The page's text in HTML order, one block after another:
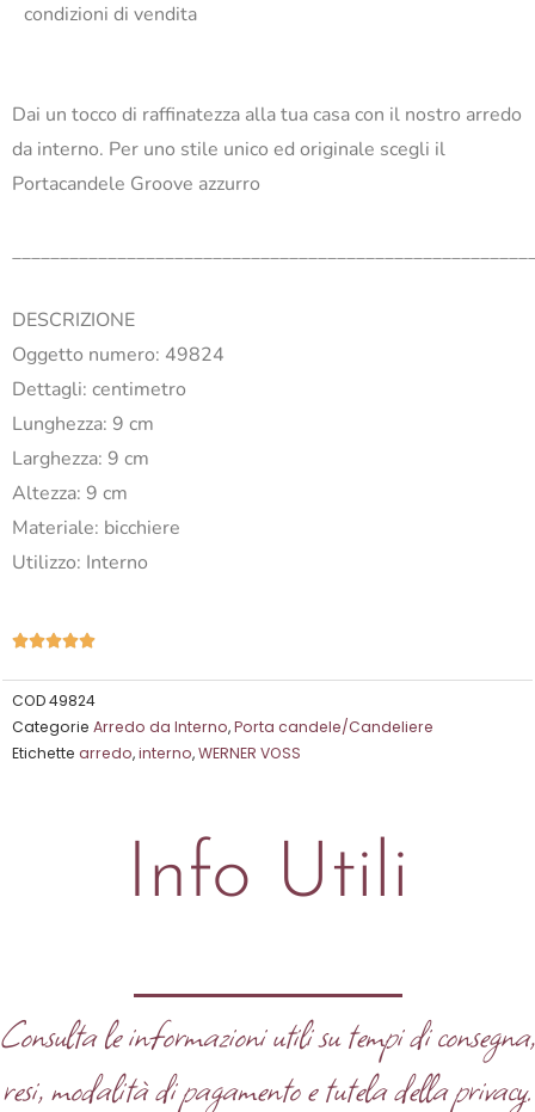
condizioni di vendita
Dai un tocco di raffinatezza alla tua casa con il nostro arredo
da interno. Per uno stile unico ed originale scegli il
Portacandele Groove azzurro
DESCRIZIONE
Oggetto numero: 49824
Dettagli: centimetro
Lunghezza: 9 cm
Larghezza: 9 cm
Altezza: 9 cm
Materiale: bicchiere
Utilizzo: Interno
Valutazione
su
5
COD49824
Categorie Arredo da Interno,Porta candele/Candeliere
Etichette arredo,interno,WERNER VOSS
Info Utili
Consulta le informazioni utili su tempi di consegna,
resi, modalità di pagamento e tutela della privacy.